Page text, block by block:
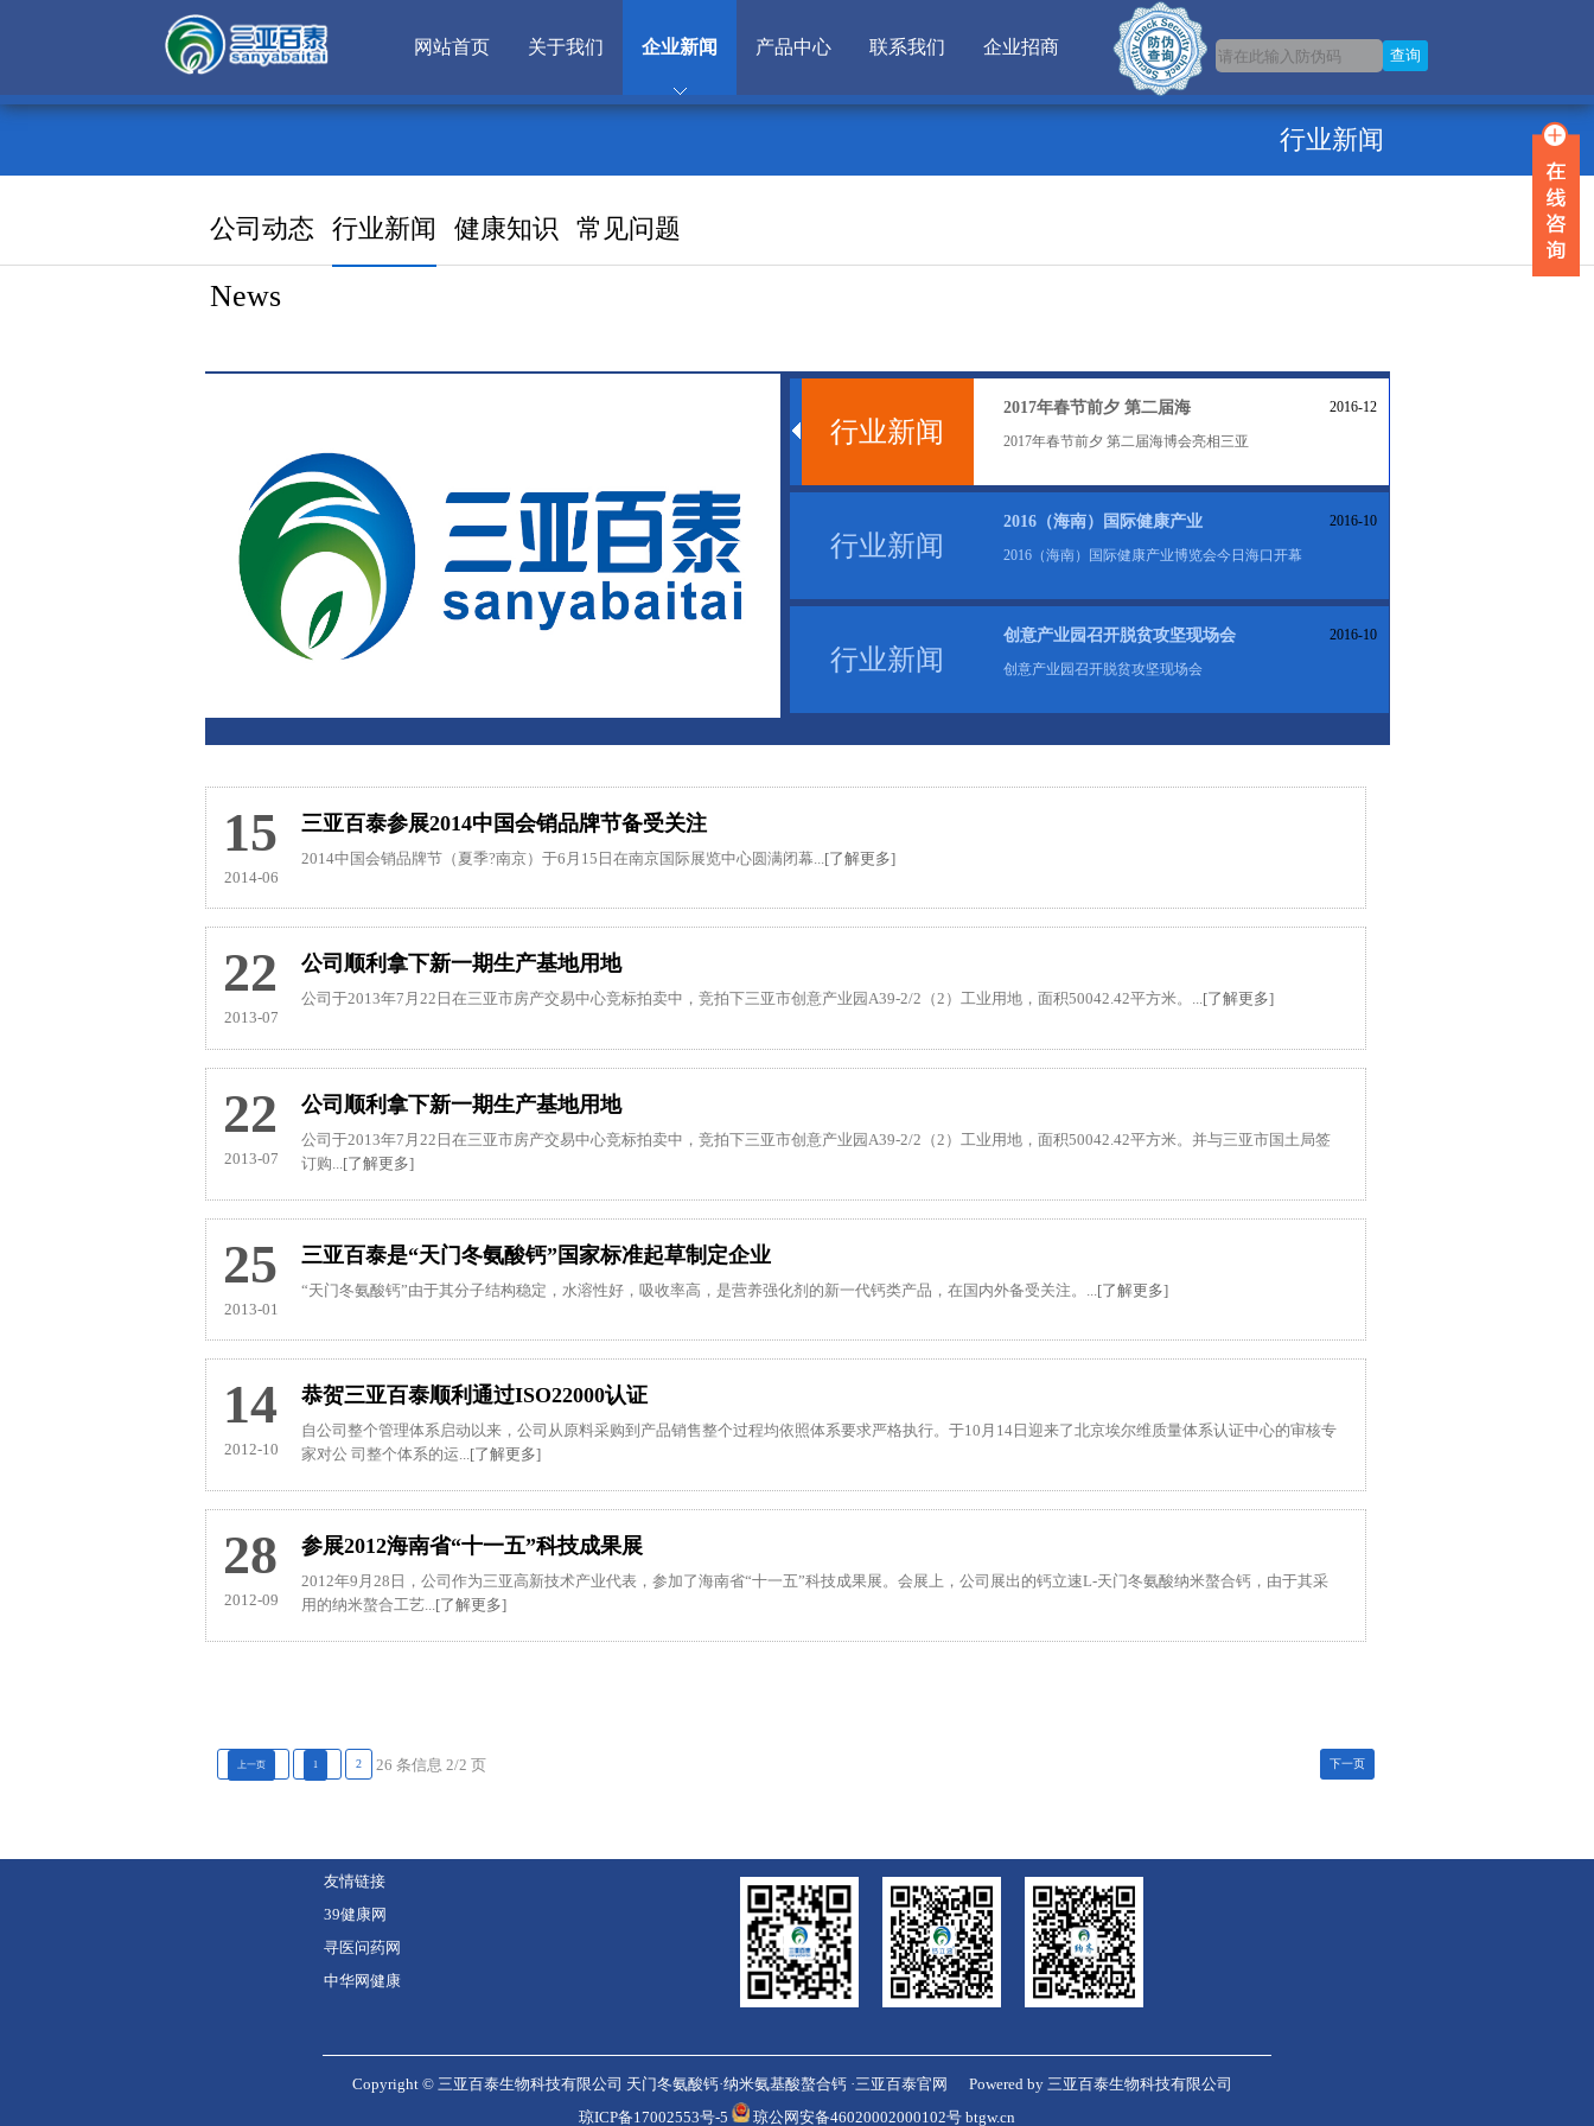
网站首页 关于我们 企业新闻 产品中心 联系我们 企业招商
行业新闻
公司动态 行业新闻 健康知识 常见问题
News
行业新闻
2016-12
2017年春节前夕 第二届海
2017年春节前夕 第二届海博会亮相三亚
行业新闻
2016-10
2016（海南）国际健康产业
2016（海南）国际健康产业博览会今日海口开幕
行业新闻
2016-10
创意产业园召开脱贫攻坚现场会
创意产业园召开脱贫攻坚现场会
15
2014-06
三亚百泰参展2014中国会销品牌节备受关注
2014中国会销品牌节（夏季?南京）于6月15日在南京国际展览中心圆满闭幕...[了解更多]
22
2013-07
公司顺利拿下新一期生产基地用地
公司于2013年7月22日在三亚市房产交易中心竞标拍卖中，竞拍下三亚市创意产业园A39-2/2（2）工业用地，面积50042.42平方米。...[了解更多]
22
2013-07
公司顺利拿下新一期生产基地用地
公司于2013年7月22日在三亚市房产交易中心竞标拍卖中，竞拍下三亚市创意产业园A39-2/2（2）工业用地，面积50042.42平方米。并与三亚市国土局签
订购...
[了解更多]
25
2013-01
三亚百泰是“天门冬氨酸钙”国家标准起草制定企业
“天门冬氨酸钙”由于其分子结构稳定，水溶性好，吸收率高，是营养强化剂的新一代钙类产品，在国内外备受关注。... [了解更多]
14
2012-10
恭贺三亚百泰顺利通过ISO22000认证
自公司整个管理体系启动以来，公司从原料采购到产品销售整个过程均依照体系要求严格执行。于10月14日迎来了北京埃尔维质量体系认证中心的审核专
家对公 司整个体系的运...[了解更多]
28
2012-09
参展2012海南省“十一五”科技成果展
2012年9月28日，公司作为三亚高新技术产业代表，参加了海南省“十一五”科技成果展。会展上，公司展出的钙立速L-天门冬氨酸纳米螯合钙，由于其采
用的纳米螯合工艺...[了解更多]
26 条信息 2/2 页
上一页 1 2 下一页
友情链接
39健康网
寻医问药网
中华网健康
Copyright © 三亚百泰生物科技有限公司 天门冬氨酸钙·纳米氨基酸螯合钙 ·三亚百泰官网 Powered by 三亚百泰生物科技有限公司
琼ICP备17002553号-5
琼公网安备46020002000102号 btgw.cn